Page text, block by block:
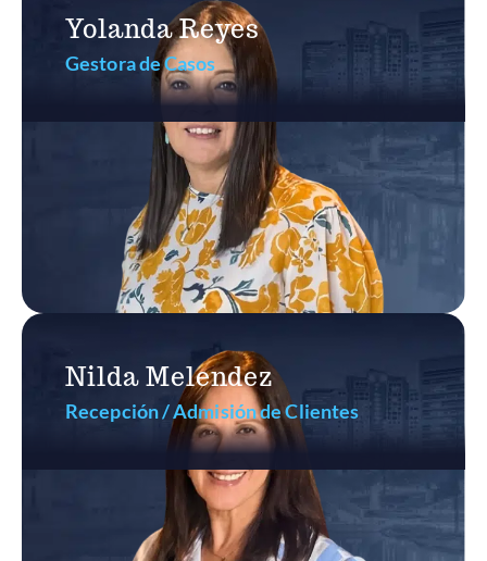
Yolanda Reyes
Gestora de Casos
Nilda Melendez
Recepción / Admisión de Clientes